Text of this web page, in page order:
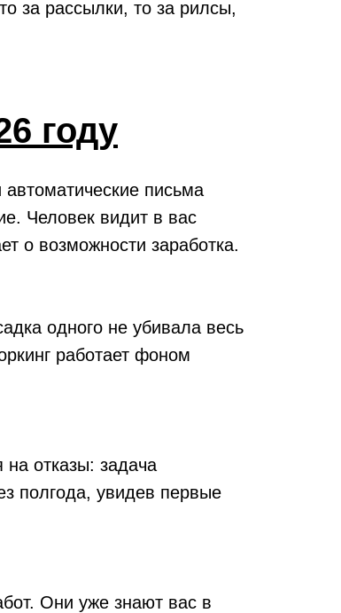
за рассылки, то за рилсы,
году
письма
Человек видит в вас
о возможности заработка.
одного не убивала весь
работает фоном
на отказы: задача
полгода, увидев первые
Они уже знают вас в